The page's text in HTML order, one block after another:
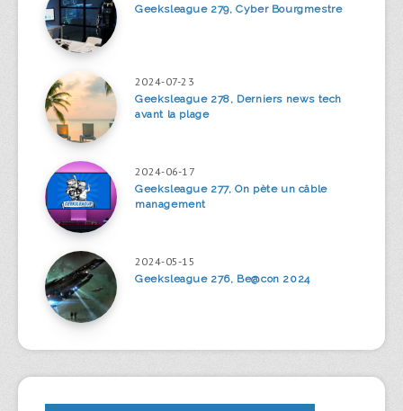
Geeksleague 279, Cyber Bourgmestre
2024-07-23
Geeksleague 278, Derniers news tech
avant la plage
2024-06-17
Geeksleague 277, On pète un câble
management
2024-05-15
Geeksleague 276, Be@con 2024